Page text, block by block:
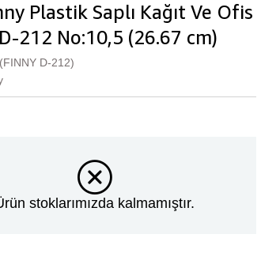
Plastik Saplı Kağıt Ve Ofis
212 No:10,5 (26.67 cm)
(FINNY D-212)
stoklarımızda kalmamıştır.